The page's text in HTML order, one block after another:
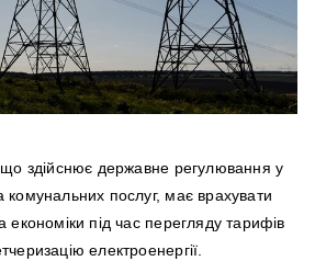
що здійснює державне регулювання у
комунальних послуг, має врахувати
економіки під час перегляду тарифів
електроенергії.